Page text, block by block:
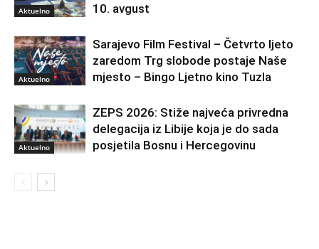
Aktuelno
10. avgust
Aktuelno
Sarajevo Film Festival – Četvrto ljeto
zaredom Trg slobode postaje Naše
mjesto – Bingo Ljetno kino Tuzla
Aktuelno
ZEPS 2026: Stiže najveća privredna
delegacija iz Libije koja je do sada
posjetila Bosnu i Hercegovinu